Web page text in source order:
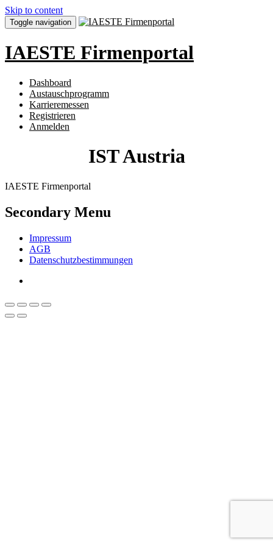
Skip to content
Toggle navigation
IAESTE Firmenportal
Dashboard
Austauschprogramm
Karrieremessen
Registrieren
Anmelden
IST Austria
IAESTE Firmenportal
Secondary Menu
Impressum
AGB
Datenschutzbestimmungen